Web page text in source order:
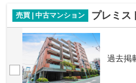
売買 | 中古マンション
プレミス
過去掲